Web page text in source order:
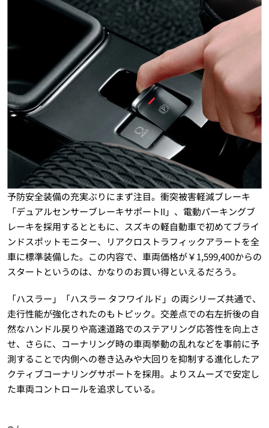
予防安全装備の充実ぶりにまず注目。衝突被害軽減ブレーキ
「デュアルセンサーブレーキサポートII」、電動パーキングブ
レーキを採用するとともに、スズキの軽自動車で初めてブライ
ンドスポットモニター、リアクロストラフィックアラートを全
車に標準装備した。この内容で、車両価格が￥1,599,400からの
スタートというのは、かなりのお買い得といえるだろう。
「ハスラー」「ハスラー タフワイルド」の両シリーズ共通で、
走行性能が強化されたのもトピック。交差点での右左折後の自
然なハンドル戻りや高速道路でのステアリング応答性を向上さ
せ、さらに、コーナリング時の車両挙動の乱れなどを事前に予
測することで内側への巻き込みや大回りを抑制する進化したア
クティブコーナリングサポートを採用。よりスムーズで安定し
た車両コントロールを追求している。